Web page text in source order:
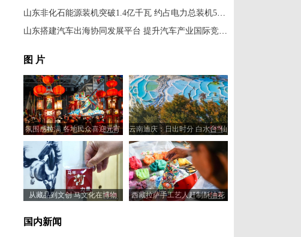
山东非化石能源装机突破1.4亿千瓦 约占电力总装机55%
山东搭建汽车出海协同发展平台 提升汽车产业国际竞争力
图 片
氛围感拉满 各地民众喜迎元宵
佳节
云南迪庆：日出时分 白水台“仙
人遗田”染金边
从藏品到文创 马文化在博物
西藏拉萨手工艺人赶制酥油花
国内新闻